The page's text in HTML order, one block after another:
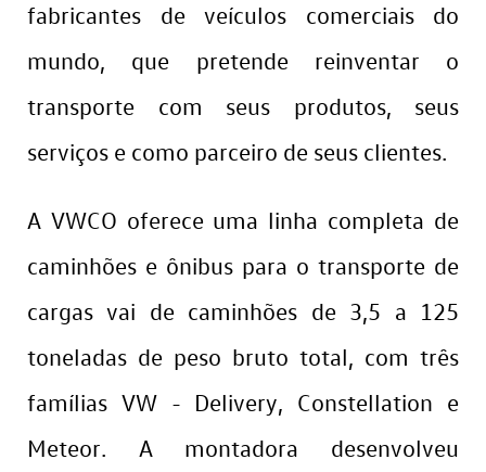
fabricantes de veículos comerciais do
mundo, que pretende reinventar o
transporte com seus produtos, seus
serviços e como parceiro de seus clientes.
A VWCO oferece uma linha completa de
caminhões e ônibus para o transporte de
cargas vai de caminhões de 3,5 a 125
toneladas de peso bruto total, com três
famílias VW - Delivery, Constellation e
Meteor. A montadora desenvolveu